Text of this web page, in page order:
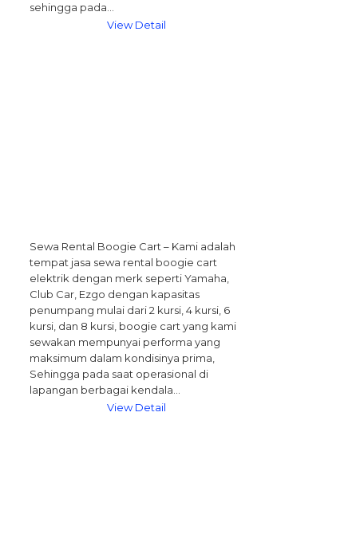
sehingga pada…
View Detail
Sewa Rental Boogie Cart – Kami adalah
tempat jasa sewa rental boogie cart
elektrik dengan merk seperti Yamaha,
Club Car, Ezgo dengan kapasitas
penumpang mulai dari 2 kursi, 4 kursi, 6
kursi, dan 8 kursi, boogie cart yang kami
sewakan mempunyai performa yang
maksimum dalam kondisinya prima,
Sehingga pada saat operasional di
lapangan berbagai kendala…
View Detail